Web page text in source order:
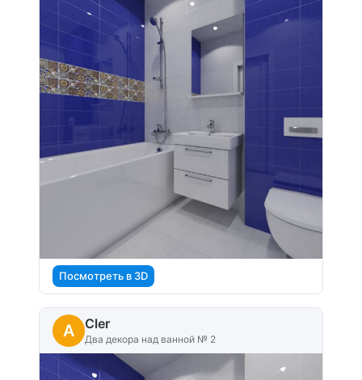
Посмотреть в 3D
A Cler
Два декора над ванной № 2